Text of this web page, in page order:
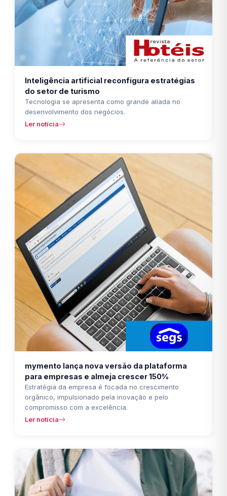
Inteligência artificial reconfigura estratégias
do setor de turismo
Tecnologia se apresenta como grande aliada no
desenvolvimento dos negócios.
Ler notícia
mymento lança nova versão da plataforma
para empresas e almeja crescer 150%
Estratégia da empresa é focada no crescimento
orgânico, impulsionado pela inovação e pelo
compromisso com a excelência.
Ler notícia